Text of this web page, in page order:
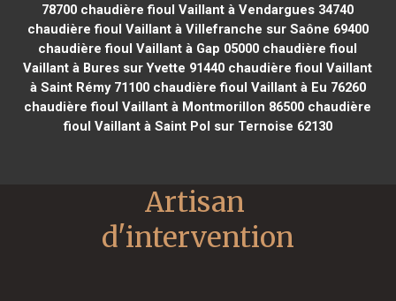
78700 chaudière fioul Vaillant à Vendargues 34740
chaudière fioul Vaillant à Villefranche sur Saône 69400
chaudière fioul Vaillant à Gap 05000 chaudière fioul
Vaillant à Bures sur Yvette 91440 chaudière fioul Vaillant
à Saint Rémy 71100chaudière fioul Vaillant à Eu 76260
chaudière fioul Vaillant à Montmorillon 86500 chaudière
fioul Vaillant à Saint Pol sur Ternoise 62130
Artisan
d'intervention